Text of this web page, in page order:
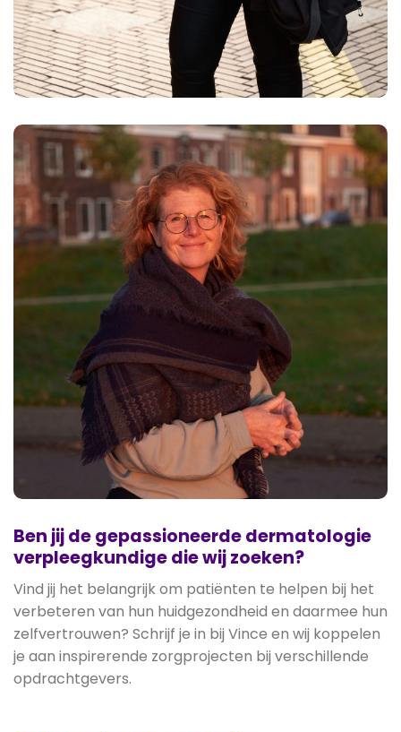
Ben jij de gepassioneerde dermatologie
verpleegkundige die wij zoeken?
Vind jij het belangrijk om patiënten te helpen bij het
verbeteren van hun huidgezondheid en daarmee hun
zelfvertrouwen? Schrijf je in bij Vince en wij koppelen
je aan inspirerende zorgprojecten bij verschillende
opdrachtgevers.